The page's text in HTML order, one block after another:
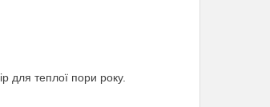
для теплої пори року.